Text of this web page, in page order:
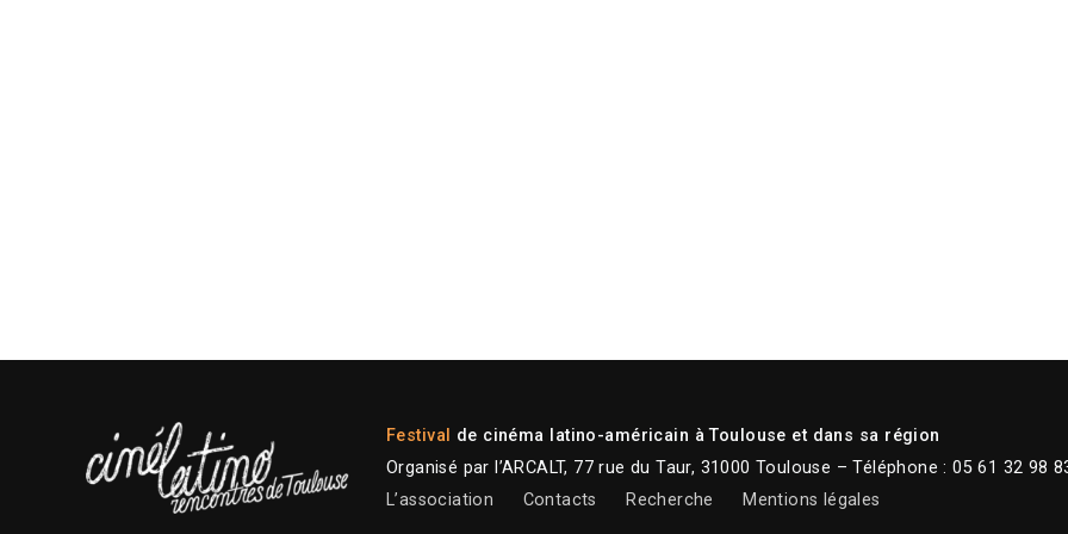
Festival de cinéma latino-américain à Toulouse et dans sa région
Organisé par l’ARCALT, 77 rue du Taur, 31000 Toulouse – Téléphone : 05 61 32 98
L’association
Contacts Recherche Mentions légales